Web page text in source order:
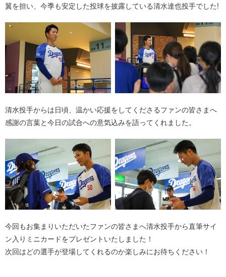
翼を担い、今季も安定した投球を披露している清水達也投手でした!
清水投手からは日頃、温かい応援をしてくださるファンの皆さまへ
感謝の言葉と今日の試合への意気込みを語ってくれました。
今回もお集まりいただいたファンの皆さまへ清水投手から直筆サイ
ン入りミニカードをプレゼントいたしました！
次回はどの選手が登場してくれるのか楽しみにお待ちください！